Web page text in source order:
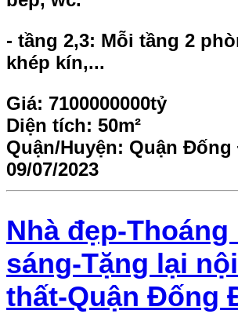
- tầng 2,3: Mỗi tầng 2
khép kín,...
Giá: 7100000000tỷ
Diện tích: 50m²
Quận/Huyện: Quận Đống
09/07/2023
Nhà đẹp-Thoáng
sáng-Tặng lại nội
thất-Quận Đống